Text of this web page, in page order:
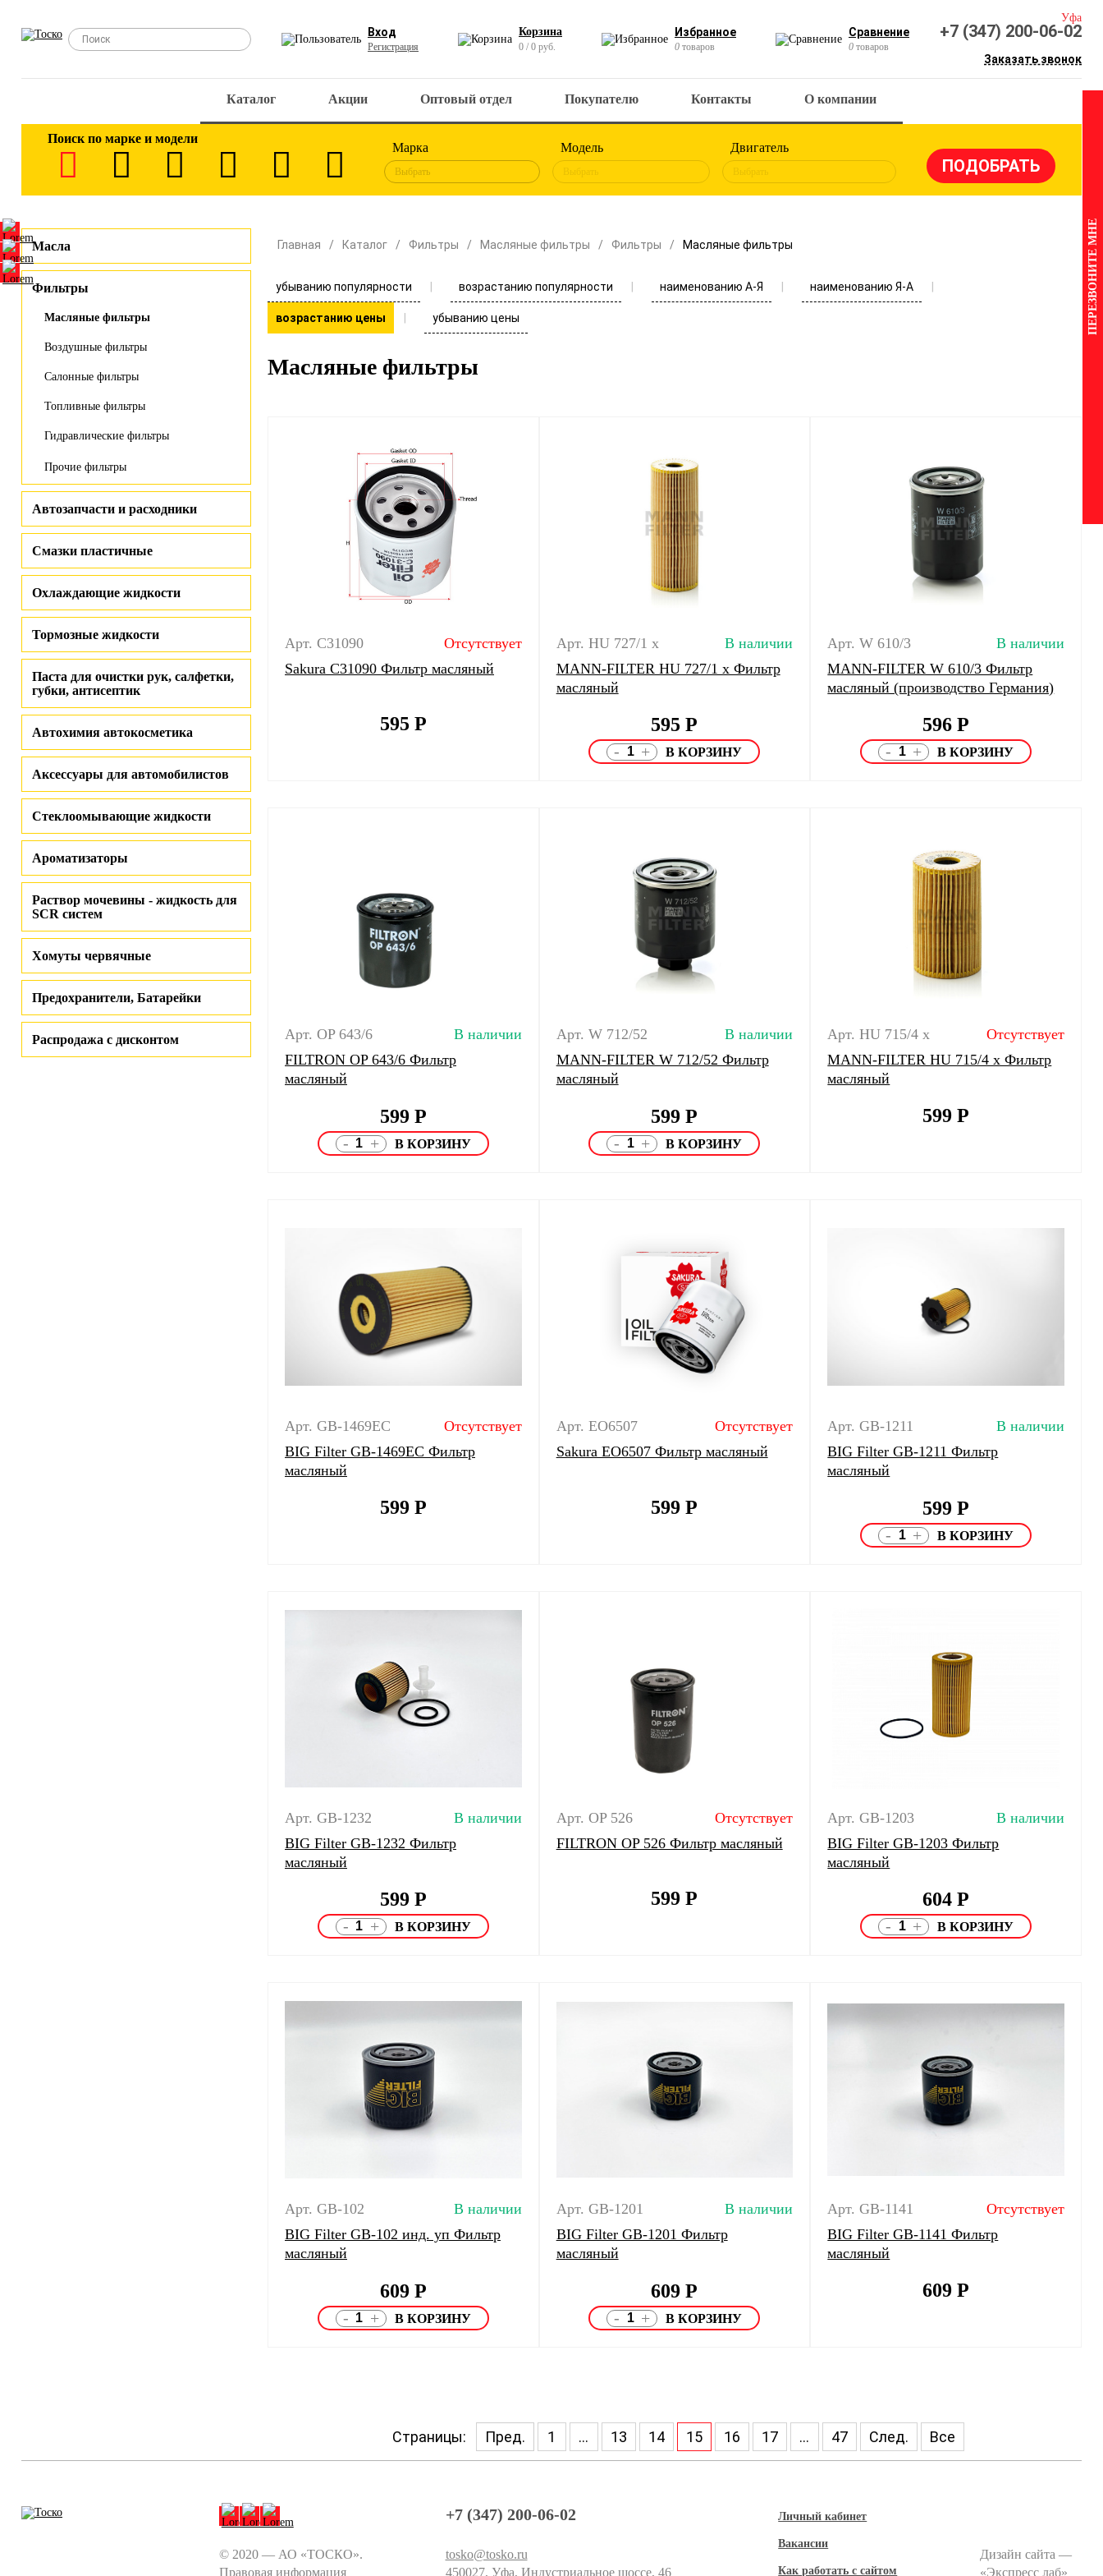
Вход
Регистрация
Корзина
0 / 0 руб.
Избранное
0 товаров
Сравнение
0 товаров
Уфа
+7 (347) 200-06-02
Заказать звонок
Каталог Акции Оптовый отдел Покупателю Контакты О компании
Поиск по марке и модели
Марка
Выбрать
Модель
Выбрать
Двигатель
Выбрать
Масла
Фильтры
Масляные фильтры
Воздушные фильтры
Салонные фильтры
Топливные фильтры
Гидравлические фильтры
Прочие фильтры
Автозапчасти и расходники
Смазки пластичные
Охлаждающие жидкости
Тормозные жидкости
Паста для очистки рук, салфетки,
губки, антисептик
Автохимия автокосметика
Аксессуары для автомобилистов
Стеклоомывающие жидкости
Ароматизаторы
Раствор мочевины - жидкость для
SCR систем
Хомуты червячные
Предохранители, Батарейки
Распродажа с дисконтом
Главная Каталог Фильтры Масляные фильтры Фильтры Масляные фильтры
убыванию популярности возрастанию популярности наименованию А-Я наименованию Я-А
возрастанию цены убыванию цены
Масляные фильтры
Арт. C31090
Отсутствует
Sakura C31090 Фильтр масляный
595 Р
Арт. HU 727/1 x
В наличии
MANN-FILTER HU 727/1 x Фильтр
масляный
595Р
- +
Арт. W 610/3
В наличии
MANN-FILTER W 610/3 Фильтр
масляный (производство Германия)
596Р
- +
Арт. OP 643/6
В наличии
FILTRON OP 643/6 Фильтр
масляный
599 Р
- +
Арт. W 712/52
В наличии
MANN-FILTER W 712/52 Фильтр
масляный
599Р
- +
Арт. HU 715/4 x
Отсутствует
MANN-FILTER HU 715/4 x Фильтр
масляный
599Р
Арт. GB-1469EC
Отсутствует
BIG Filter GB-1469EC Фильтр
масляный
599 Р
Арт. EO6507
Отсутствует
Sakura EO6507 Фильтр масляный
599Р
Арт. GB-1211
В наличии
BIG Filter GB-1211 Фильтр
масляный
599Р
- +
Арт. GB-1232
В наличии
BIG Filter GB-1232 Фильтр
масляный
599 Р
- +
Арт. OP 526
Отсутствует
FILTRON OP 526 Фильтр масляный
599Р
Арт. GB-1203
В наличии
BIG Filter GB-1203 Фильтр
масляный
604Р
- +
Арт. GB-102
В наличии
BIG Filter GB-102 инд. уп Фильтр
масляный
609 Р
- +
Арт. GB-1201
В наличии
BIG Filter GB-1201 Фильтр
масляный
609Р
- +
Арт. GB-1141
Отсутствует
BIG Filter GB-1141 Фильтр
масляный
609Р
Страницы: Пред. 1 ... 13 14 15 16 17 ... 47 След. Все
© 2020 — АО «ТОСКО».
Правовая информация
+7 (347) 200-06-02
tosko@tosko.ru
450027, Уфа, Индустриальное шоссе, 46
Личный кабинет
Вакансии
Как работать с сайтом
Дизайн сайта —
«Экспресс лаб»
ПЕРЕЗВОНИТЕ МНЕ